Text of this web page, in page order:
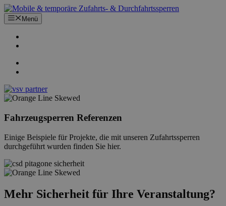
Zum
Inhalt
springen
Menü
Fahrzeugsperren Referenzen
Einige Beispiele für Projekte, die mit unseren Zufahrtssperren
durchgeführt wurden finden Sie hier.
Mehr Sicherheit für Ihre Veranstaltung?